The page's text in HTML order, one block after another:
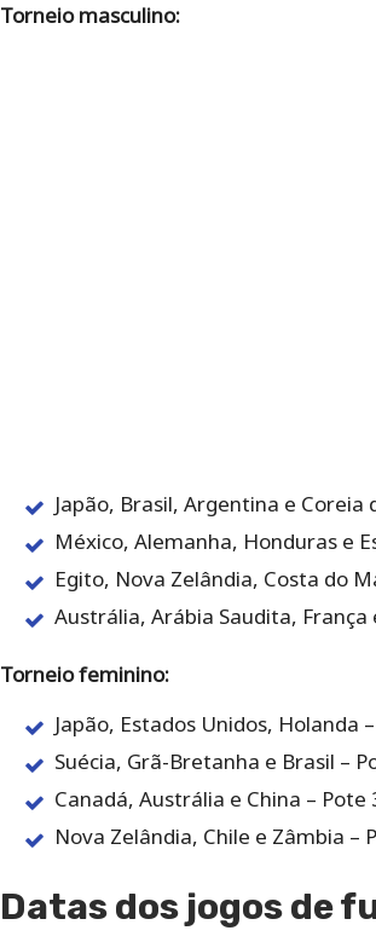
Torneio masculino:
Japão, Brasil, Argentina e Coreia
México, Alemanha, Honduras e
Egito, Nova Zelândia, Costa do
Austrália, Arábia Saudita, França
Torneio feminino:
Japão, Estados Unidos, Holanda
Suécia, Grã-Bretanha e Brasil –
Canadá, Austrália e China – Pote
Nova Zelândia, Chile e Zâmbia –
Datas dos jogos de